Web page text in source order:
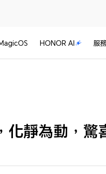
HONOR AI 服
化靜為動，驚